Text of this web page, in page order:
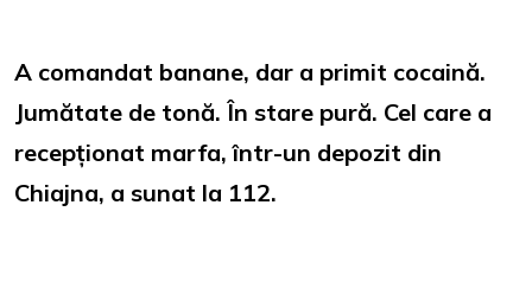
A comandat banane, dar a primit cocaină.
Jumătate de tonă. În stare pură. Cel care a
recepționat marfa, într-un depozit din
Chiajna, a sunat la 112.